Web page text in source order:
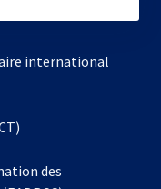
international
des